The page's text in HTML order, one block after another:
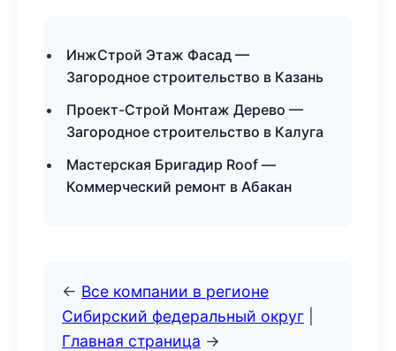
ИнжСтрой Этаж Фасад —
Загородное строительство в Казань
Проект-Строй Монтаж Дерево —
Загородное строительство в Калуга
Мастерская Бригадир Roof —
Коммерческий ремонт в Абакан
← Все компании в регионе
Сибирский федеральный округ
Главная страница →